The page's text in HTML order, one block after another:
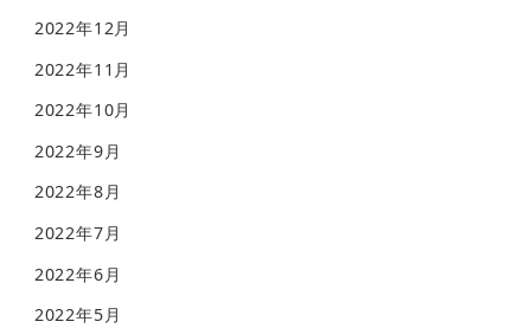
2022年12月
2022年11月
2022年10月
2022年9月
2022年8月
2022年7月
2022年6月
2022年5月